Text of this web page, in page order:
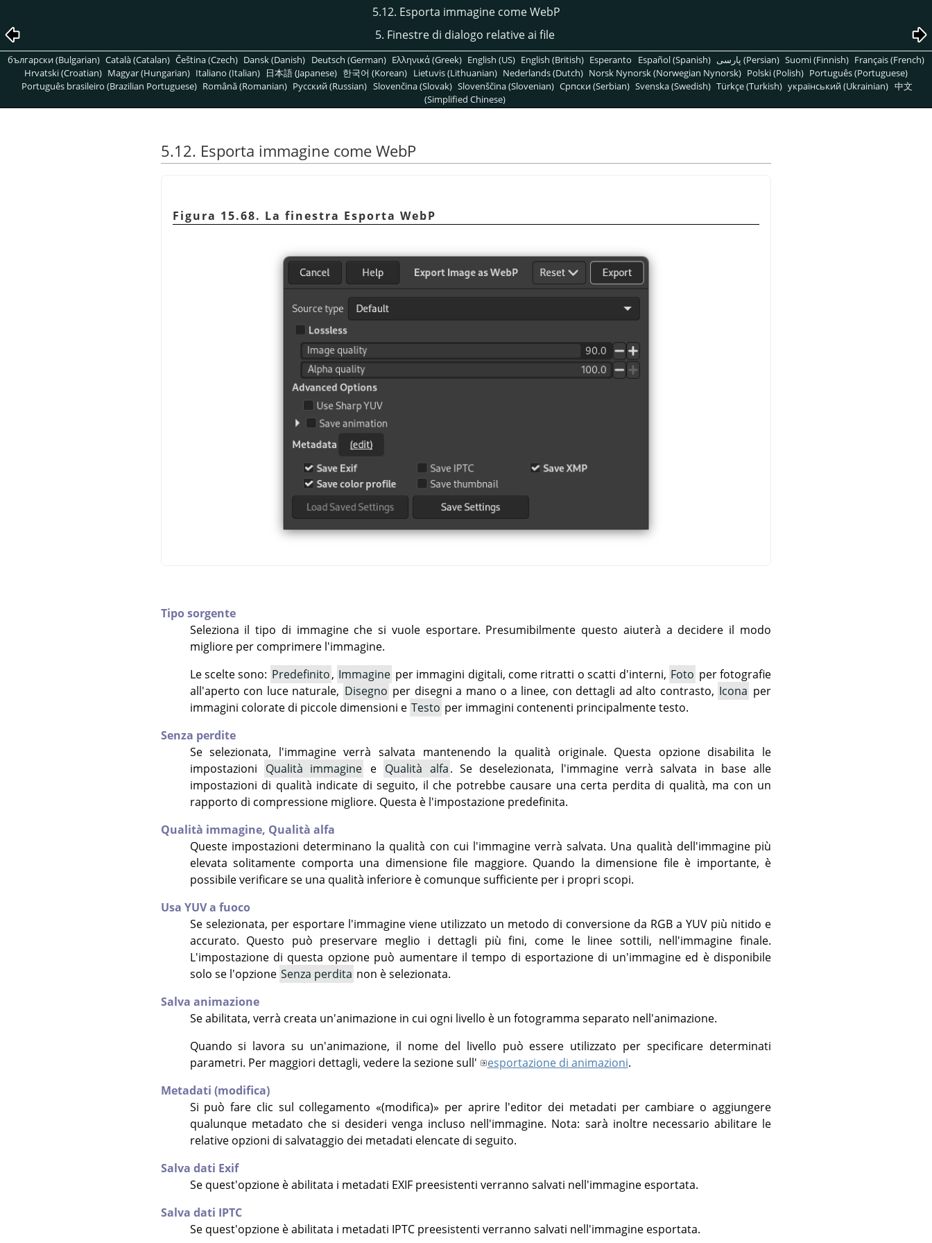
5.12. Esporta immagine come WebP
5. Finestre di dialogo relative ai file
български (Bulgarian) Català (Catalan) Čeština (Czech) Dansk (Danish) Deutsch (German) Ελληνικά (Greek) English (US) English (British) Esperanto Español (Spanish) پارسی (Persian) Suomi (Finnish) Français (French)
Hrvatski (Croatian) Magyar (Hungarian) Italiano (Italian) 日本語 (Japanese) 한국어 (Korean) Lietuvis (Lithuanian) Nederlands (Dutch) Norsk Nynorsk (Norwegian Nynorsk) Polski (Polish) Português (Portuguese)
Português brasileiro (Brazilian Portuguese) Română (Romanian) Pусский (Russian) Slovenčina (Slovak) Slovenščina (Slovenian) Српски (Serbian) Svenska (Swedish) Türkçe (Turkish) український (Ukrainian) 中文
(Simplified Chinese)
5.12. Esporta immagine come WebP
Figura 15.68. La finestra Esporta WebP
Tipo sorgente
Seleziona il tipo di immagine che si vuole esportare. Presumibilmente questo aiuterà a decidere il modo
migliore per comprimere l'immagine.
Le scelte sono: Predefinito, Immagine per immagini digitali, come ritratti o scatti d'interni, Foto per fotografie
all'aperto con luce naturale, Disegno per disegni a mano o a linee, con dettagli ad alto contrasto, Icona per
immagini colorate di piccole dimensioni e Testo per immagini contenenti principalmente testo.
Senza perdite
Se selezionata, l'immagine verrà salvata mantenendo la qualità originale. Questa opzione disabilita le
impostazioni
Qualità immagine e Qualità alfa. Se deselezionata, l'immagine verrà salvata in base alle
impostazioni di qualità indicate di seguito, il che potrebbe causare una certa perdita di qualità, ma con un
rapporto di compressione migliore. Questa è l'impostazione predefinita.
Qualità immagine, Qualità alfa
Queste impostazioni determinano la qualità con cui l'immagine verrà salvata. Una qualità dell'immagine più
elevata solitamente comporta una dimensione file maggiore. Quando la dimensione file è importante, è
possibile verificare se una qualità inferiore è comunque sufficiente per i propri scopi.
Usa YUV a fuoco
Se selezionata, per esportare l'immagine viene utilizzato un metodo di conversione da RGB a YUV più nitido e
accurato. Questo può preservare meglio i dettagli più fini, come le linee sottili, nell'immagine finale.
L'impostazione di questa opzione può aumentare il tempo di esportazione di un'immagine ed è disponibile
solo se l'opzione Senza perdita non è selezionata.
Salva animazione
Se abilitata, verrà creata un'animazione in cui ogni livello è un fotogramma separato nell'animazione.
Quando si lavora su un'animazione, il nome del livello può essere utilizzato per specificare determinati
parametri. Per maggiori dettagli, vedere la sezione sull'
esportazione di animazioni.
Metadati (modifica)
Si può fare clic sul collegamento«(modifica)» per aprire l'editor dei metadati per cambiare o aggiungere
qualunque metadato che si desideri venga incluso nell'immagine. Nota: sarà inoltre necessario abilitare le
relative opzioni di salvataggio dei metadati elencate di seguito.
Salva dati Exif
Se quest'opzione è abilitata i metadati EXIF preesistenti verranno salvati nell'immagine esportata.
Salva dati IPTC
Se quest'opzione è abilitata i metadati IPTC preesistenti verranno salvati nell'immagine esportata.